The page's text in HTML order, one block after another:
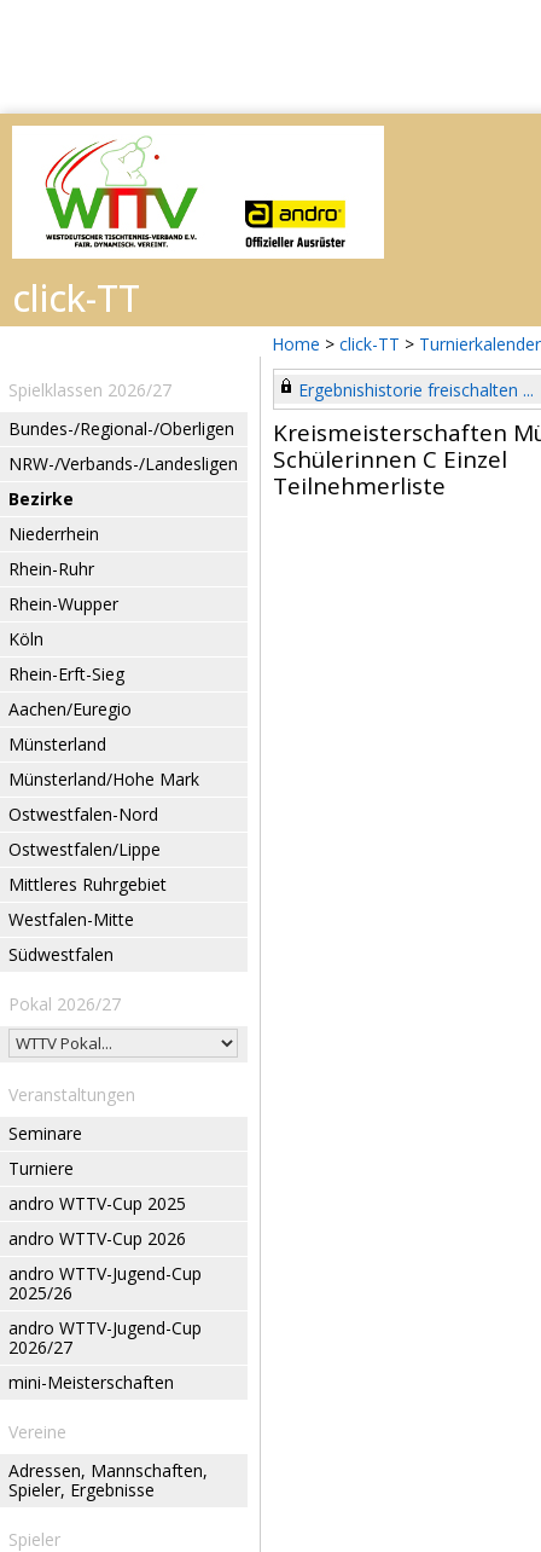
Home > click-TT > Turnierkalender
Spielklassen 2026/27
Bundes-/Regional-/Oberligen
NRW-/Verbands-/Landesligen
Bezirke
Niederrhein
Rhein-Ruhr
Rhein-Wupper
Köln
Rhein-Erft-Sieg
Aachen/Euregio
Münsterland
Münsterland/Hohe Mark
Ostwestfalen-Nord
Ostwestfalen/Lippe
Mittleres Ruhrgebiet
Westfalen-Mitte
Südwestfalen
Pokal 2026/27
Veranstaltungen
Seminare
Turniere
andro WTTV-Cup 2025
andro WTTV-Cup 2026
andro WTTV-Jugend-Cup
2025/26
andro WTTV-Jugend-Cup
2026/27
mini-Meisterschaften
Vereine
Adressen, Mannschaften,
Spieler, Ergebnisse
Spieler
Ergebnishistorie freischalten ...
Kreismeisterschaften
Schülerinnen C Einzel
Teilnehmerliste